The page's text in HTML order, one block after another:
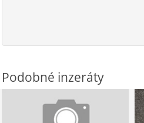
Podobné inzeráty